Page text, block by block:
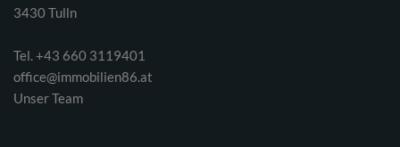
3430 Tulln
Tel. ‭+43 660 3119401‬
office@immobilien86.at
Unser Team